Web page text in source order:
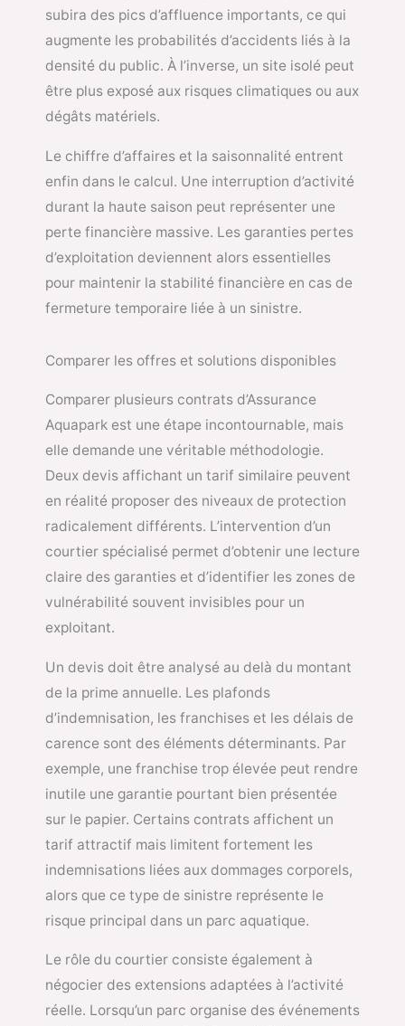
subira des pics d’affluence importants, ce qui
augmente les probabilités d’accidents liés à la
densité du public. À l’inverse, un site isolé peut
être plus exposé aux risques climatiques ou aux
dégâts matériels.
Le chiffre d’affaires et la saisonnalité entrent
enfin dans le calcul. Une interruption d’activité
durant la haute saison peut représenter une
perte financière massive. Les garanties pertes
d’exploitation deviennent alors essentielles
pour maintenir la stabilité financière en cas de
fermeture temporaire liée à un sinistre.
Comparer les offres et solutions disponibles
Comparer plusieurs contrats d’Assurance
Aquapark est une étape incontournable, mais
elle demande une véritable méthodologie.
Deux devis affichant un tarif similaire peuvent
en réalité proposer des niveaux de protection
radicalement différents. L’intervention d’un
courtier spécialisé permet d’obtenir une lecture
claire des garanties et d’identifier les zones de
vulnérabilité souvent invisibles pour un
exploitant.
Un devis doit être analysé au delà du montant
de la prime annuelle. Les plafonds
d’indemnisation, les franchises et les délais de
carence sont des éléments déterminants. Par
exemple, une franchise trop élevée peut rendre
inutile une garantie pourtant bien présentée
sur le papier. Certains contrats affichent un
tarif attractif mais limitent fortement les
indemnisations liées aux dommages corporels,
alors que ce type de sinistre représente le
risque principal dans un parc aquatique.
Le rôle du courtier consiste également à
négocier des extensions adaptées à l’activité
réelle. Lorsqu’un parc organise des événements